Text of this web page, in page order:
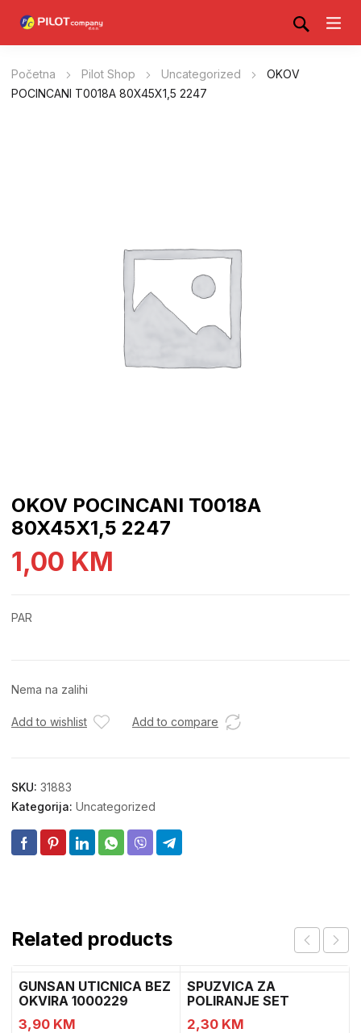
Početna Pilot Shop Uncategorized
OKOV
POCINCANI T0018A 80X45X1,5 2247
OKOV POCINCANI T0018A
80X45X1,5 2247
1,00 KM
PAR
Nema na zalihi
Add to wishlist Add to compare
SKU: 31883
Kategorija: Uncategorized
Related products
GUNSAN UTICNICA BEZ
OKVIRA 1000229
3,90 KM
SPUZVICA ZA
POLIRANJE SET
2,30 KM